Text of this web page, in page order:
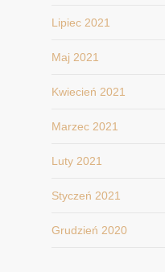
Lipiec 2021
Maj 2021
Kwiecień 2021
Marzec 2021
Luty 2021
Styczeń 2021
Grudzień 2020